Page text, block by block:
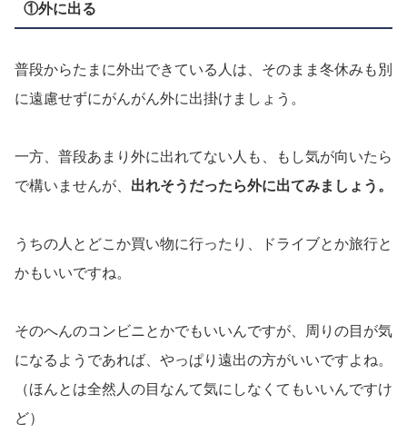
①外に出る
普段からたまに外出できている人は、そのまま冬休みも別
に遠慮せずにがんがん外に出掛けましょう。
一方、普段あまり外に出れてない人も、もし気が向いたら
で構いませんが、 出れそうだったら外に出てみましょう。
うちの人とどこか買い物に行ったり、ドライブとか旅行と
かもいいですね。
そのへんのコンビニとかでもいいんですが、周りの目が気
になるようであれば、やっぱり遠出の方がいいですよね。
（ほんとは全然人の目なんて気にしなくてもいいんですけ
ど）